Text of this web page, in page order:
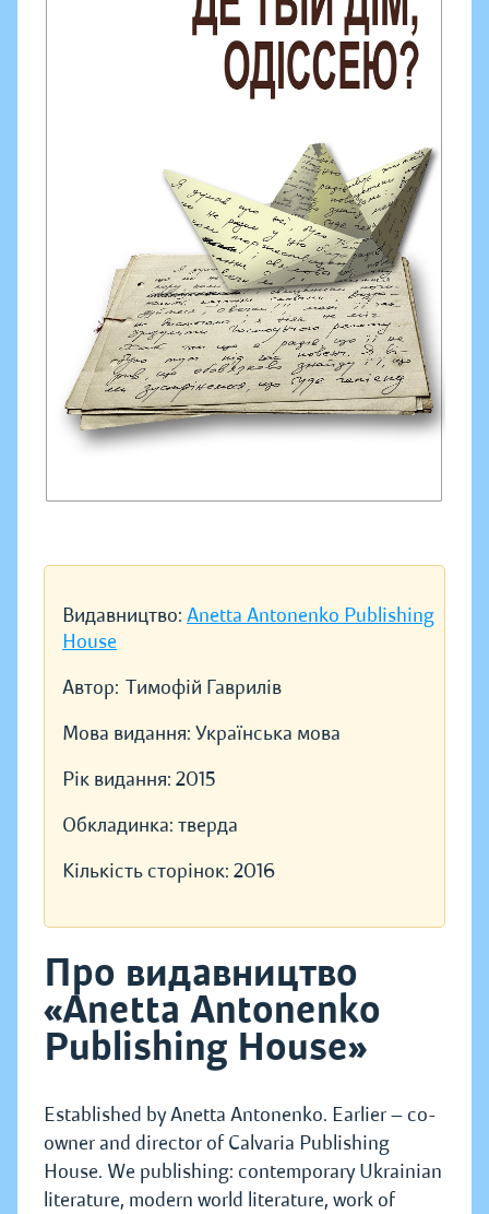
Видавництво: Anetta Antonenko Publishing
House
Автор: Тимофій Гаврилів
Мова видання: Українська мова
Рік видання: 2015
Обкладинка: тверда
Кількість сторінок: 2016
Про видавництво
«Anetta Antonenko
Publishing House»
Established by Anetta Antonenko. Earlier — co-
owner and director of Calvaria Publishing
House. We publishing: contemporary Ukrainian
literature, modern world literature, work of